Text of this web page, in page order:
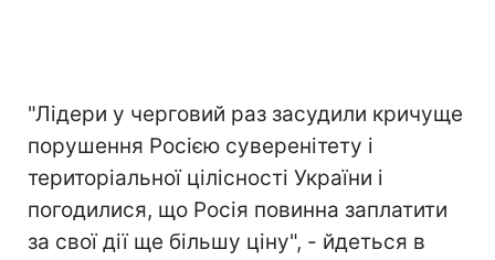
"Лідери у черговий раз засудили кричуще
порушення Росією суверенітету і
територіальної цілісності України і
погодилися, що Росія повинна заплатити
за свої дії ще більшу ціну", - йдеться в